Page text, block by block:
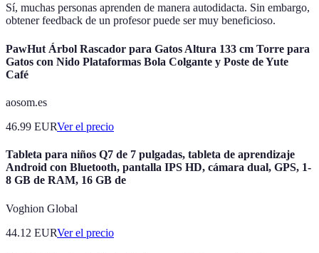
Sí, muchas personas aprenden de manera autodidacta. Sin embargo,
obtener feedback de un profesor puede ser muy beneficioso.
PawHut Árbol Rascador para Gatos Altura 133 cm Torre para
Gatos con Nido Plataformas Bola Colgante y Poste de Yute
Café
aosom.es
46.99 EURVer el precio
Tableta para niños Q7 de 7 pulgadas, tableta de aprendizaje
Android con Bluetooth, pantalla IPS HD, cámara dual, GPS, 1-
8 GB de RAM, 16 GB de
Voghion Global
44.12 EURVer el precio